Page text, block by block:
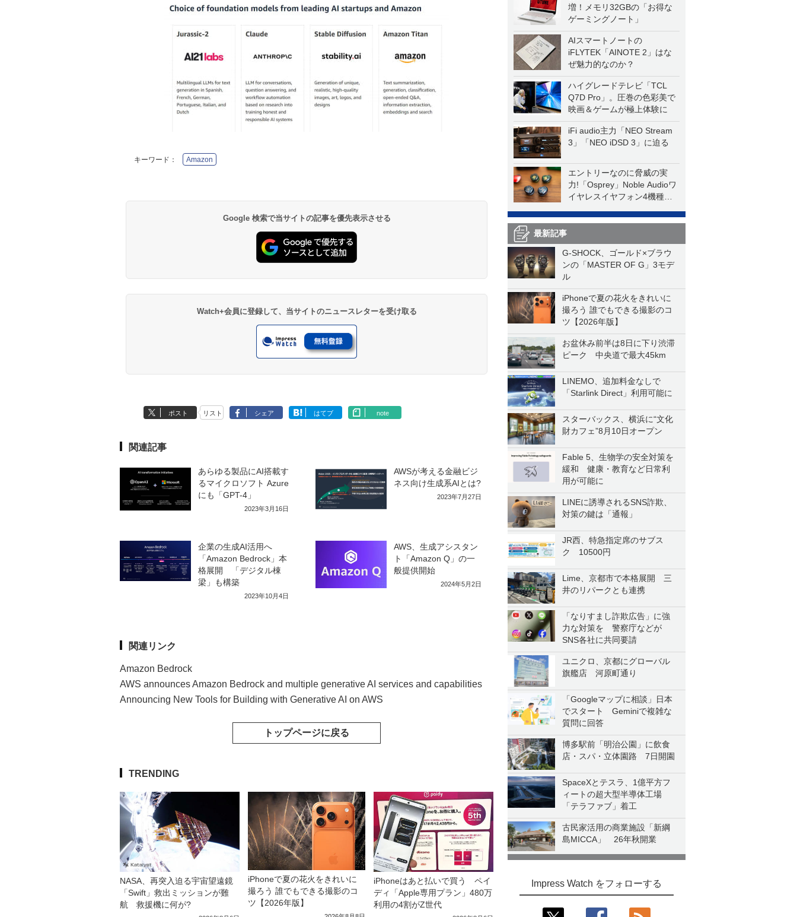
増！メモリ32GBの「お得な
ゲーミングノート」
AIスマートノートの
iFLYTEK「AINOTE 2」はな
ぜ魅力的なのか？
ハイグレードテレビ「TCL
Q7D Pro」。圧巻の色彩美で
映画＆ゲームが極上体験に
iFi audio主力「NEO Stream
3」「NEO iDSD 3」に迫る
エントリーなのに脅威の実
力!「Osprey」Noble Audioワ
イヤレスイヤフォン4機種を
最新記事
G-SHOCK、ゴールド×ブラウ
ンの「MASTER OF G」3モデ
ル
iPhoneで夏の花火をきれいに
撮ろう 誰でもできる撮影のコ
ツ【2026年版】
お盆休み前半は8日に下り渋滞
ピーク 中央道で最大45km
LINEMO、追加料金なしで
「Starlink Direct」利用可能に
スターバックス、横浜に“文化
財カフェ”8月10日オープン
Fable 5、生物学の安全対策を
緩和 健康・教育など日常利
用が可能に
LINEに誘導されるSNS詐欺、
対策の鍵は「通報」
JR西、特急指定席のサブス
ク 10500円
Lime、京都市で本格展開 三
井のリパークとも連携
「なりすまし詐欺広告」に強
力な対策を 警察庁などが
SNS各社に共同要請
ユニクロ、京都にグローバル
旗艦店 河原町通り
「Googleマップに相談」日本
でスタート Geminiで複雑な
質問に回答
博多駅前「明治公園」に飲食
店・スパ・立体園路 7日開園
SpaceXとテスラ、1億平方フ
ィートの超大型半導体工場
「テラファブ」着工
古民家活用の商業施設「新綱
島MICCA」 26年秋開業
Impress Watch をフォローする
キーワード： Amazon
Google 検索で当サイトの記事を優先表示させる
Watch+会員に登録して、当サイトのニュースレターを受け取る
ポスト リスト シェア はてブ note
関連記事
あらゆる製品にAI搭載す
るマイクロソフト Azure
にも「GPT-4」
2023年3月16日
AWSが考える金融ビジ
ネス向け生成系AIとは?
2023年7月27日
企業の生成AI活用へ
「Amazon Bedrock」本
格展開 「デジタル棟
梁」も構築
2023年10月4日
AWS、生成アシスタン
ト「Amazon Q」の一
般提供開始
2024年5月2日
関連リンク
Amazon Bedrock
AWS announces Amazon Bedrock and multiple generative AI services and capabilities
Announcing New Tools for Building with Generative AI on AWS
トップページに戻る
TRENDING
NASA、再突入迫る宇宙望遠鏡
「Swift」救出ミッションが難
航 救援機に何が?
iPhoneで夏の花火をきれいに
撮ろう 誰でもできる撮影のコ
ツ【2026年版】
iPhoneはあと払いで買う ペイ
ディ「Apple専用プラン」480万
利用の4割がZ世代